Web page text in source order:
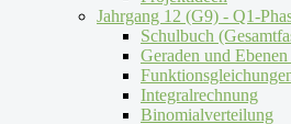
Jahrgang 12 (G9) - Q1-
Schulbuch
Geraden und
Integralrechnung
Binomialverteilung